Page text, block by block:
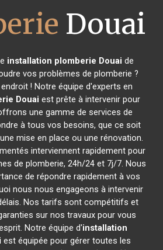
Douai
installation plomberie Douai de
vos problèmes de plomberie ?
! Notre équipe d'experts en
Douai est prête à intervenir pour
une gamme de services de
à tous vos besoins, que ce soit
mise en place ou une rénovation.
interviennent rapidement pour
de plomberie, 24h/24 et 7j/7. Nous
de répondre rapidement à vos
nous nous engageons à intervenir
Nos tarifs sont compétitifs et
sur nos travaux pour vous
Notre équipe d'installation
est équipée pour gérer toutes les